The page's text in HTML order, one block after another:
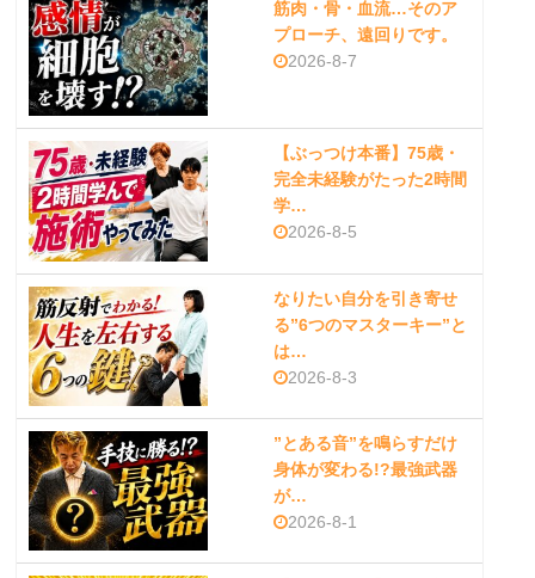
筋肉・骨・血流…そのア
プローチ、遠回りです。
2026-8-7
【ぶっつけ本番】75歳・
完全未経験がたった2時間
学…
2026-8-5
なりたい自分を引き寄せ
る”6つのマスターキー”と
は…
2026-8-3
”とある音”を鳴らすだけ
身体が変わる!?最強武器
が…
2026-8-1